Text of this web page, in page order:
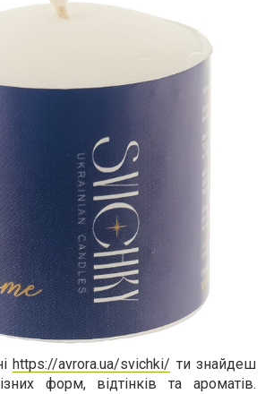
https://avrora.ua/svichki/ ти знайдеш
форм, відтінків та ароматів.